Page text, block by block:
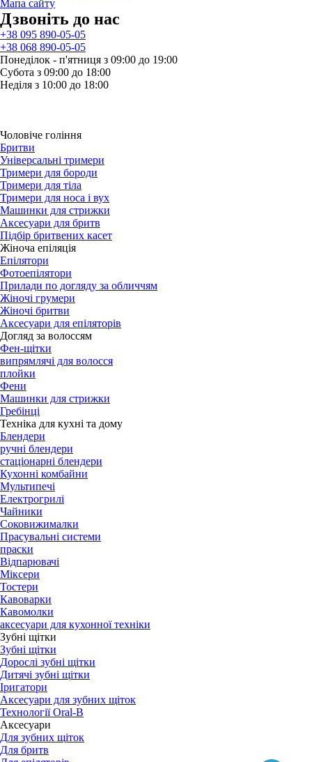
Мапа сайту
Дзвонiть до нас
+38 095 890-05-05
+38 068 890-05-05
Понеділок - п'ятниця з 09:00 до 19:00
Субота з 09:00 до 18:00
Неділя з 10:00 до 18:00
Чоловіче гоління
Бритви
Універсальні тримери
Тримери для бороди
Тримери для тіла
Тримери для носа і вух
Машинки для стрижки
Аксесуари для бритв
Підбір бритвених касет
Жіноча епіляція
Епілятори
Фотоепілятори
Прилади по догляду за обличчям
Жіночі грумери
Жіночі бритви
Аксесуари для епіляторів
Догляд за волоссям
Фен-щітки
випрямлячі для волосся
плойки
Фени
Машинки для стрижки
Гребінці
Техніка для кухні та дому
Блендери
ручні блендери
стаціонарні блендери
Кухонні комбайни
Мультипечі
Електрогрилі
Чайники
Соковижималки
Прасувальні системи
праски
Відпарювачі
Міксери
Тостери
Кавоварки
Кавомолки
аксесуари для кухонної техніки
Зубні щітки
Зубні щітки
Дорослі зубні щітки
Дитячі зубні щітки
Іригатори
Аксесуари для зубних щіток
Технології Oral-B
Aксесуари
Для зубних щіток
Для бритв